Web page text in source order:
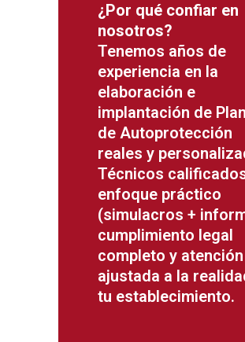
¿Por qué confiar en
nosotros?
Tenemos años de
experiencia en la
elaboración e
implantación de
de Autoprotección
reales y
Técnicos
enfoque práctico
(simulacros +
cumplimiento legal
completo y atención
ajustada a la
tu establecimiento.